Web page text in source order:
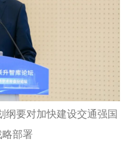
纲要对加快建设交通强国
部署